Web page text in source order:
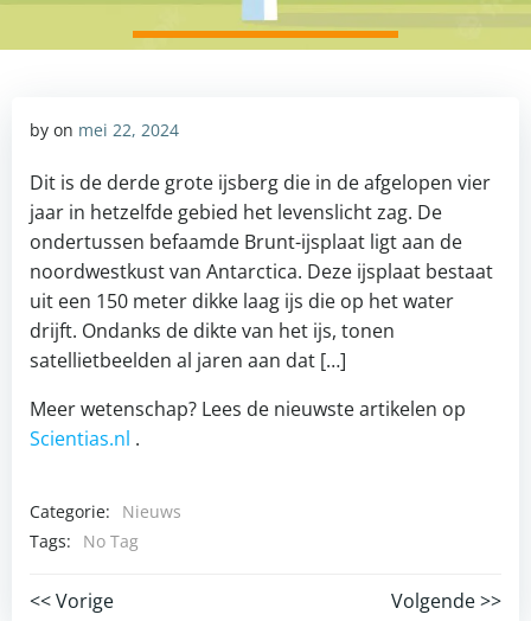
by on mei 22, 2024
Dit is de derde grote ijsberg die in de afgelopen vier
jaar in hetzelfde gebied het levenslicht zag. De
ondertussen befaamde Brunt-ijsplaat ligt aan de
noordwestkust van Antarctica. Deze ijsplaat bestaat
uit een 150 meter dikke laag ijs die op het water
drijft. Ondanks de dikte van het ijs, tonen
satellietbeelden al jaren aan dat […]
Meer wetenschap? Lees de nieuwste artikelen op
Scientias.nl .
Categorie:
Nieuws
Tags:
No Tag
<< Vorige Volgende >>